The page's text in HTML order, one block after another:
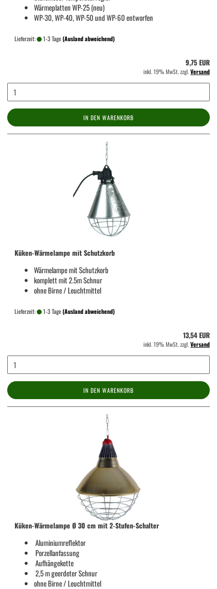
Wärmeplatten WP-25 (neu)
WP-30, WP-40, WP-50 und WP-60 entworfen
Lieferzeit: 1-3 Tage(Ausland abweichend)
9,75 EUR
inkl. 19% MwSt. zzgl.Versand
IN DEN WARENKORB
Küken-Wärmelampe mit Schutzkorb
Wärmelampe mit Schutzkorb
komplett mit 2.5m Schnur
ohne Birne / Leuchtmittel
Lieferzeit: 1-3 Tage(Ausland abweichend)
13,54 EUR
inkl. 19% MwSt. zzgl.Versand
IN DEN WARENKORB
Küken-Wärmelampe Ø 30 cm mit 2-Stufen-Schalter
Aluminiumreflektor
Porzellanfassung
Aufhängekette
2,5 m geerdeter Schnur
ohne Birne / Leuchtmittel